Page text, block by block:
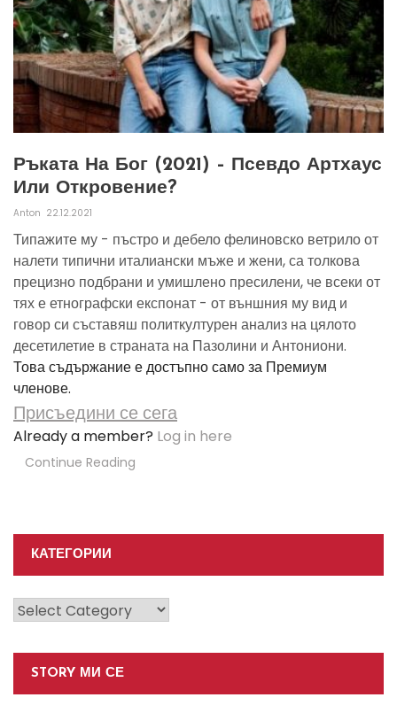
Ръката На Бог (2021) – Псевдо Артхаус
Или Откровение?
Anton 22.12.2021
Типажите му - пъстро и дебело фелиновско ветрило от
налети типични италиански мъже и жени, са толкова
прецизно подбрани и умишлено пресилени, че всеки от
тях е етнографски експонат - от външния му вид и
говор си съставяш политкултурен анализ на цялото
десетилетие в страната на Пазолини и Антониони.
Това съдържание е достъпно само за Премиум
членове.
Присъедини се сега
Already a member? Log in here
Continue Reading
КАТЕГОРИИ
Категории
STORY МИ СЕ